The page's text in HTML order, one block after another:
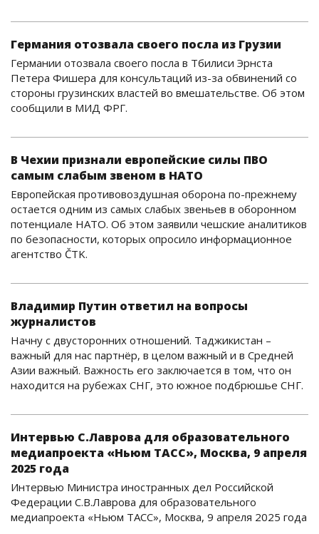
Германия отозвала своего посла из Грузии
Германии отозвала своего посла в Тбилиси Эрнста
Петера Фишера для консультаций из-за обвинений со
стороны грузинских властей во вмешательстве. Об этом
сообщили в МИД ФРГ.
В Чехии признали европейские силы ПВО
самым слабым звеном в НАТО
Европейская противовоздушная оборона по-прежнему
остается одним из самых слабых звеньев в оборонном
потенциале НАТО. Об этом заявили чешские аналитиков
по безопасности, которых опросило информационное
агентство ČTK.
Владимир Путин ответил на вопросы
журналистов
Начну с двусторонних отношений. Таджикистан –
важный для нас партнёр, в целом важный и в Средней
Азии важный. Важность его заключается в том, что он
находится на рубежах СНГ, это южное подбрюшье СНГ.
Интервью С.Лаврова для образовательного
медиапроекта «Ньюм ТАСС», Москва, 9 апреля
2025 года
Интервью Министра иностранных дел Российской
Федерации С.В.Лаврова для образовательного
медиапроекта «Ньюм ТАСС», Москва, 9 апреля 2025 года